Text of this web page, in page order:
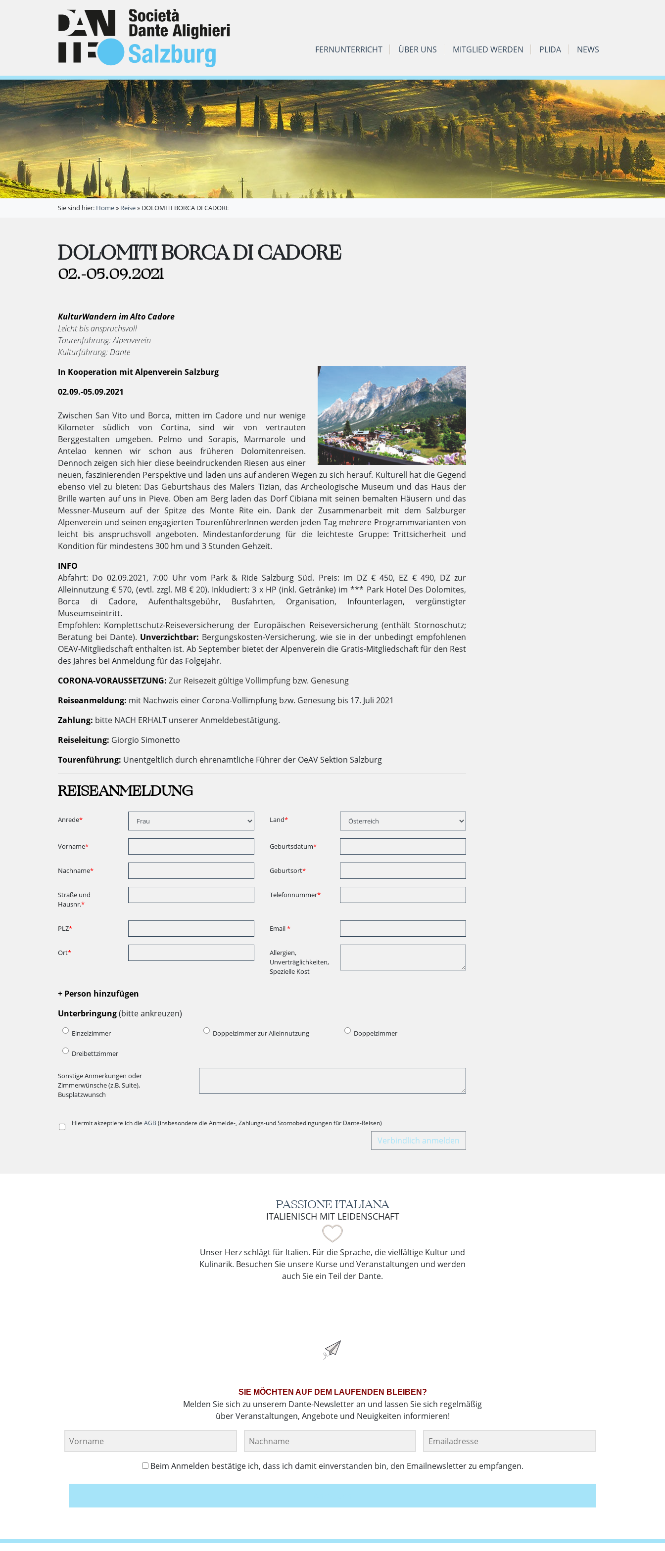
FERNUNTERRICHT ÜBER UNS MITGLIED WERDEN PLIDA NEWS
Sie sind hier: Home» Reise» DOLOMITI BORCA DI CADORE
DOLOMITI BORCA DI CADORE
02.-05.09.2021
KulturWandern im Alto Cadore
Leicht bis anspruchsvoll
Tourenführung: Alpenverein
Kulturführung: Dante
In Kooperation mitAlpenverein Salzburg
02.09.-05.09.2021
Zwischen San Vito und Borca, mitten im Cadore und nur wenige
Kilometer südlich von Cortina, sind wir von vertrauten
Berggestalten umgeben. Pelmo und Sorapis, Marmarole und
Antelao kennen wir schon aus früheren Dolomitenreisen.
Dennoch zeigen sich hier diese beeindruckenden Riesen aus einer
neuen, faszinierenden Perspektive und laden uns auf anderen Wegen zu sich herauf. Kulturell hat die Gegend
ebenso viel zu bieten: Das Geburtshaus des Malers Tizian, das Archeologische Museum und das Haus der
Brille warten auf uns in Pieve. Oben am Berg laden das Dorf Cibiana mit seinen bemalten Häusern und das
Messner-Museum auf der Spitze des Monte Rite ein. Dank der Zusammenarbeit mit dem Salzburger
Alpenverein und seinen engagierten TourenführerInnen werden jeden Tag mehrere Programmvarianten von
leicht bis anspruchsvoll angeboten. Mindestanforderung für die leichteste Gruppe: Trittsicherheit und
Kondition für mindestens 300 hm und 3 Stunden Gehzeit.
INFO
Abfahrt: Do 02.09.2021, 7:00 Uhr vom Park & Ride Salzburg Süd. Preis: im DZ € 450, EZ € 490, DZ zur
Alleinnutzung € 570, (evtl. zzgl. MB € 20). Inkludiert: 3 x HP (inkl. Getränke) im *** Park Hotel Des Dolomites,
Borca di Cadore, Aufenthaltsgebühr, Busfahrten, Organisation, Infounterlagen, vergünstigter
Museumseintritt.
Empfohlen: Komplettschutz-Reiseversicherung der Europäischen Reiseversicherung (enthält Stornoschutz;
Beratung bei Dante). Unverzichtbar: Bergungskosten-Versicherung, wie sie in der unbedingt empfohlenen
OEAV-Mitgliedschaft enthalten ist. Ab September bietet der Alpenverein die Gratis-Mitgliedschaft für den Rest
des Jahres bei Anmeldung für das Folgejahr.
CORONA-VORAUSSETZUNG: Zur Reisezeit gültige Vollimpfung bzw. Genesung
Reiseanmeldung: mit Nachweis einer Corona-Vollimpfung bzw. Genesung bis 17. Juli 2021
Zahlung: bitte NACH ERHALT unserer Anmeldebestätigung.
Reiseleitung: Giorgio Simonetto
Tourenführung: Unentgeltlich durch ehrenamtliche Führer der OeAV Sektion Salzburg
REISEANMELDUNG
Anrede* Land*
Vorname* Geburtsdatum*
Nachname* Geburtsort*
Straße und
Hausnr.*
Telefonnummer*
PLZ* Email*
Ort*
Allergien,
Unverträglichkeiten,
Spezielle Kost
+ Person hinzufügen
Unterbringung(bitte ankreuzen)
Einzelzimmer Doppelzimmer zur Alleinnutzung Doppelzimmer
Dreibettzimmer
Sonstige Anmerkungen oder
Zimmerwünsche (z.B. Suite),
Busplatzwunsch
Hiermit akzeptiere ich dieAGB (insbesondere die Anmelde-, Zahlungs-und Stornobedingungen für Dante-Reisen)
Verbindlich anmelden
PASSIONE ITALIANA
ITALIENISCH MIT LEIDENSCHAFT
Unser Herz schlägt für Italien. Für die Sprache, die vielfältige Kultur und
Kulinarik. Besuchen Sie unsere Kurse und Veranstaltungen und werden
auch Sie ein Teil der Dante.
SIE MÖCHTEN AUF DEM LAUFENDEN BLEIBEN?
Melden Sie sich zu unserem Dante-Newsletter an und lassen Sie sich regelmäßig
über Veranstaltungen, Angebote und Neuigkeiten informieren!
Beim Anmelden bestätige ich, dass ich damit einverstanden bin, den Emailnewsletter zu empfangen.